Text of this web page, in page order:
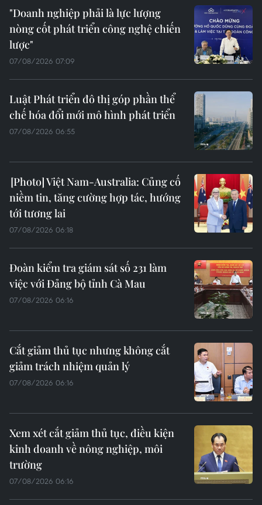
"Doanh nghiệp phải là lực lượng
nòng cốt phát triển công nghệ chiến
lược"
07/08/2026 07:09
Luật Phát triển đô thị góp phần thể
chế hóa đổi mới mô hình phát triển
07/08/2026 06:55
Việt Nam-Australia: Củng cố
niềm tin, tăng cường hợp tác, hướng
tới tương lai
07/08/2026 06:18
Đoàn kiểm tra giám sát số 231 làm
việc với Đảng bộ tỉnh Cà Mau
07/08/2026 06:16
Cắt giảm thủ tục nhưng không cắt
giảm trách nhiệm quản lý
07/08/2026 06:16
Xem xét cắt giảm thủ tục, điều kiện
kinh doanh về nông nghiệp, môi
trường
07/08/2026 06:16